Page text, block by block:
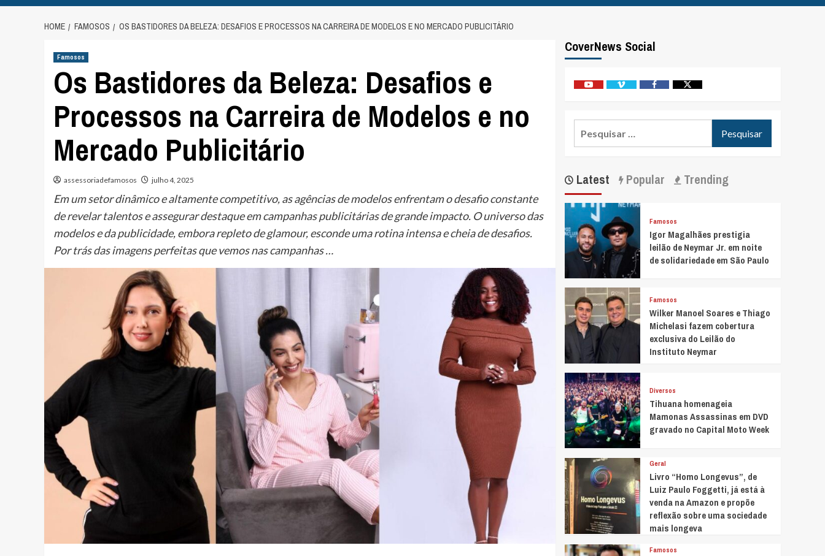
HOME FAMOSOS OS BASTIDORES DA BELEZA: DESAFIOS E PROCESSOS NA CARREIRA DE MODELOS E NO MERCADO PUBLICITÁRIO
Famosos
Os Bastidores da Beleza: Desafios e
Processos na Carreira de Modelos e no
Mercado Publicitário
assessoriadefamosos julho 4, 2025
Em um setor dinâmico e altamente competitivo, as agências de modelos enfrentam o desafio constante
de revelar talentos e assegurar destaque em campanhas publicitárias de grande impacto. O universo das
modelos e da publicidade, embora repleto de glamour, esconde uma rotina intensa e cheia de desafios.
Por trás das imagens perfeitas que vemos nas campanhas …
CoverNews Social
YoutubeVimeo FacebookTwitter
Latest Popular Trending
Famosos
Igor Magalhães prestigia
leilão de Neymar Jr. em noite
de solidariedade em São Paulo
Famosos
Wilker Manoel Soares e Thiago
Michelasi fazem cobertura
exclusiva do Leilão do
Instituto Neymar
Diversos
Tihuana homenageia
Mamonas Assassinas em DVD
gravado no Capital Moto Week
Geral
Livro “Homo Longevus”, de
Luiz Paulo Foggetti, já está à
venda na Amazon e propõe
reflexão sobre uma sociedade
mais longeva
Famosos